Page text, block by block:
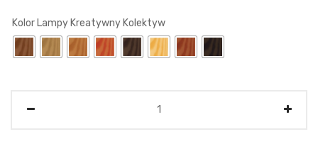
Kolor Lampy Kreatywny Kolektyw